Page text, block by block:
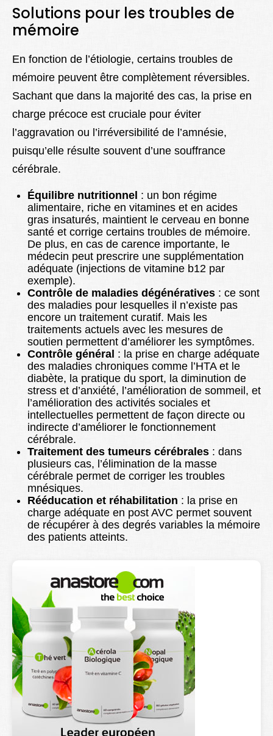
Solutions pour les troubles de
mémoire
En fonction de l’étiologie, certains troubles de
mémoire peuvent être complètement réversibles.
Sachant que dans la majorité des cas, la prise en
charge précoce est cruciale pour éviter
l’aggravation ou l’irréversibilité de l’amnésie,
puisqu’elle résulte souvent d’une souffrance
cérébrale.
Équilibre nutritionnel : un bon régime
alimentaire, riche en vitamines et en acides
gras insaturés, maintient le cerveau en bonne
santé et corrige certains troubles de mémoire.
De plus, en cas de carence importante, le
médecin peut prescrire une supplémentation
adéquate (injections de vitamine b12 par
exemple).
Contrôle de maladies dégénératives : ce sont
des maladies pour lesquelles il n’existe pas
encore un traitement curatif. Mais les
traitements actuels avec les mesures de
soutien permettent d’améliorer les symptômes.
Contrôle général : la prise en charge adéquate
des maladies chroniques comme l’HTA et le
diabète, la pratique du sport, la diminution de
stress et d’anxiété, l’amélioration de sommeil, et
l’amélioration des activités sociales et
intellectuelles permettent de façon directe ou
indirecte d’améliorer le fonctionnement
cérébrale.
Traitement des tumeurs cérébrales : dans
plusieurs cas, l’élimination de la masse
cérébrale permet de corriger les troubles
mnésiques.
Rééducation et réhabilitation : la prise en
charge adéquate en post AVC permet souvent
de récupérer à des degrés variables la mémoire
des patients atteints.